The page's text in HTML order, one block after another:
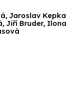
Jaroslav
Jiří Bruder,